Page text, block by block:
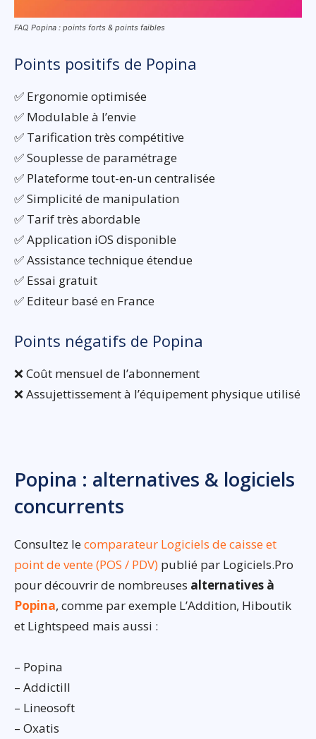
FAQ Popina : points forts & points faibles
Points positifs de Popina
✅ Ergonomie optimisée
✅ Modulable à l’envie
✅ Tarification très compétitive
✅ Souplesse de paramétrage
✅ Plateforme tout-en-un centralisée
✅ Simplicité de manipulation
✅ Tarif très abordable
✅ Application iOS disponible
✅ Assistance technique étendue
✅ Essai gratuit
✅ Editeur basé en France
Points négatifs de Popina
❌ Coût mensuel de l’abonnement
❌ Assujettissement à l’équipement physique utilisé
Popina : alternatives & logiciels
concurrents
Consultez lecomparateur Logiciels de caisse et
point de vente (POS / PDV) publié par Logiciels.Pro
pour découvrir de nombreuses alternatives à
Popina, comme par exemple L’Addition, Hiboutik
et Lightspeed mais aussi :
– Popina
– Addictill
– Lineosoft
– Oxatis